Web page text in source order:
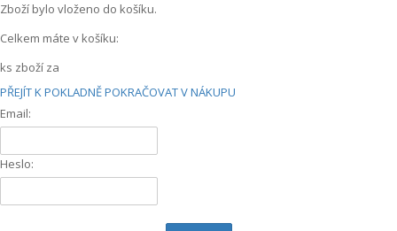
Zboží bylo vloženo do košíku.
Celkem máte v košíku:
ks zboží za
PŘEJÍT K POKLADNĚPOKRAČOVAT V NÁKUPU
Email:
Heslo: